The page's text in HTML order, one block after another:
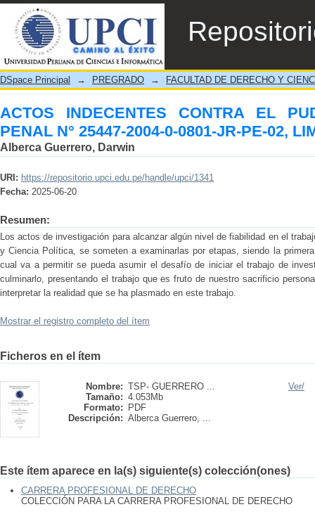
ACTOS INDECENTES CONTRA EL
PE-02, LIMA, 2019-2021
DSpace Principal → PREGRADO → FACULTAD DE DERECHO Y
ACTOS INDECENTES CONTRA EL
PENAL N° 25447-2004-0-0801-JR-PE-02,
Alberca Guerrero, Darwin
URI: https://repositorio.upci.edu.pe/handle/upci/1341
Fecha: 2025-06-20
Resumen:
Los actos de investigación para alcanzar algún nivel de fiabilidad en el
y Ciencia Política, se someten a examinarlas por etapas, siendo la
cual va a permitir se pueda asumir el desafío de iniciar el trabajo de
culminarlo, presentando el trabajo que es fruto de nuestro sacrificio
interpretar la realidad que se ha plasmado en este trabajo.
Mostrar el registro completo del ítem
Ficheros en el ítem
Nombre: TSP- GUERRERO ...
Tamaño: 4.053Mb
Formato:
PDF
Descripción: Alberca Guerrero, ...
Ver/
Este ítem aparece en la(s) siguiente(s) colección(ones)
CARRERA PROFESIONAL DE DERECHO
COLECCIÓN PARA LA CARRERA PROFESIONAL DE DERECHO